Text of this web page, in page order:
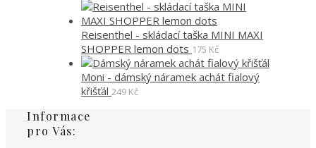
Reisenthel - skládací taška MINI MAXI
SHOPPER lemon dots 175 Kč
Moni - dámský náramek achát fialový
křišťál 249 Kč
Informace
pro Vás: